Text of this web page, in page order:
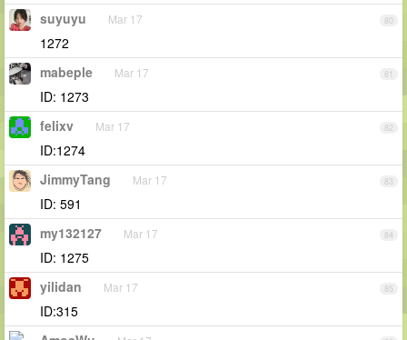
80
suyuyu Mar 17
1272
81
mabeple Mar 17
ID: 1273
82
felixv Mar 17
ID:1274
83
JimmyTang Mar 17
ID: 591
84
my132127 Mar 17
ID: 1275
85
yilidan Mar 17
ID:315